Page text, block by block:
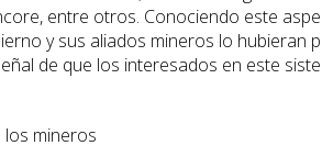
entre otros. Conociendo este
y sus aliados mineros lo hubieran
de que los interesados en este
los mineros